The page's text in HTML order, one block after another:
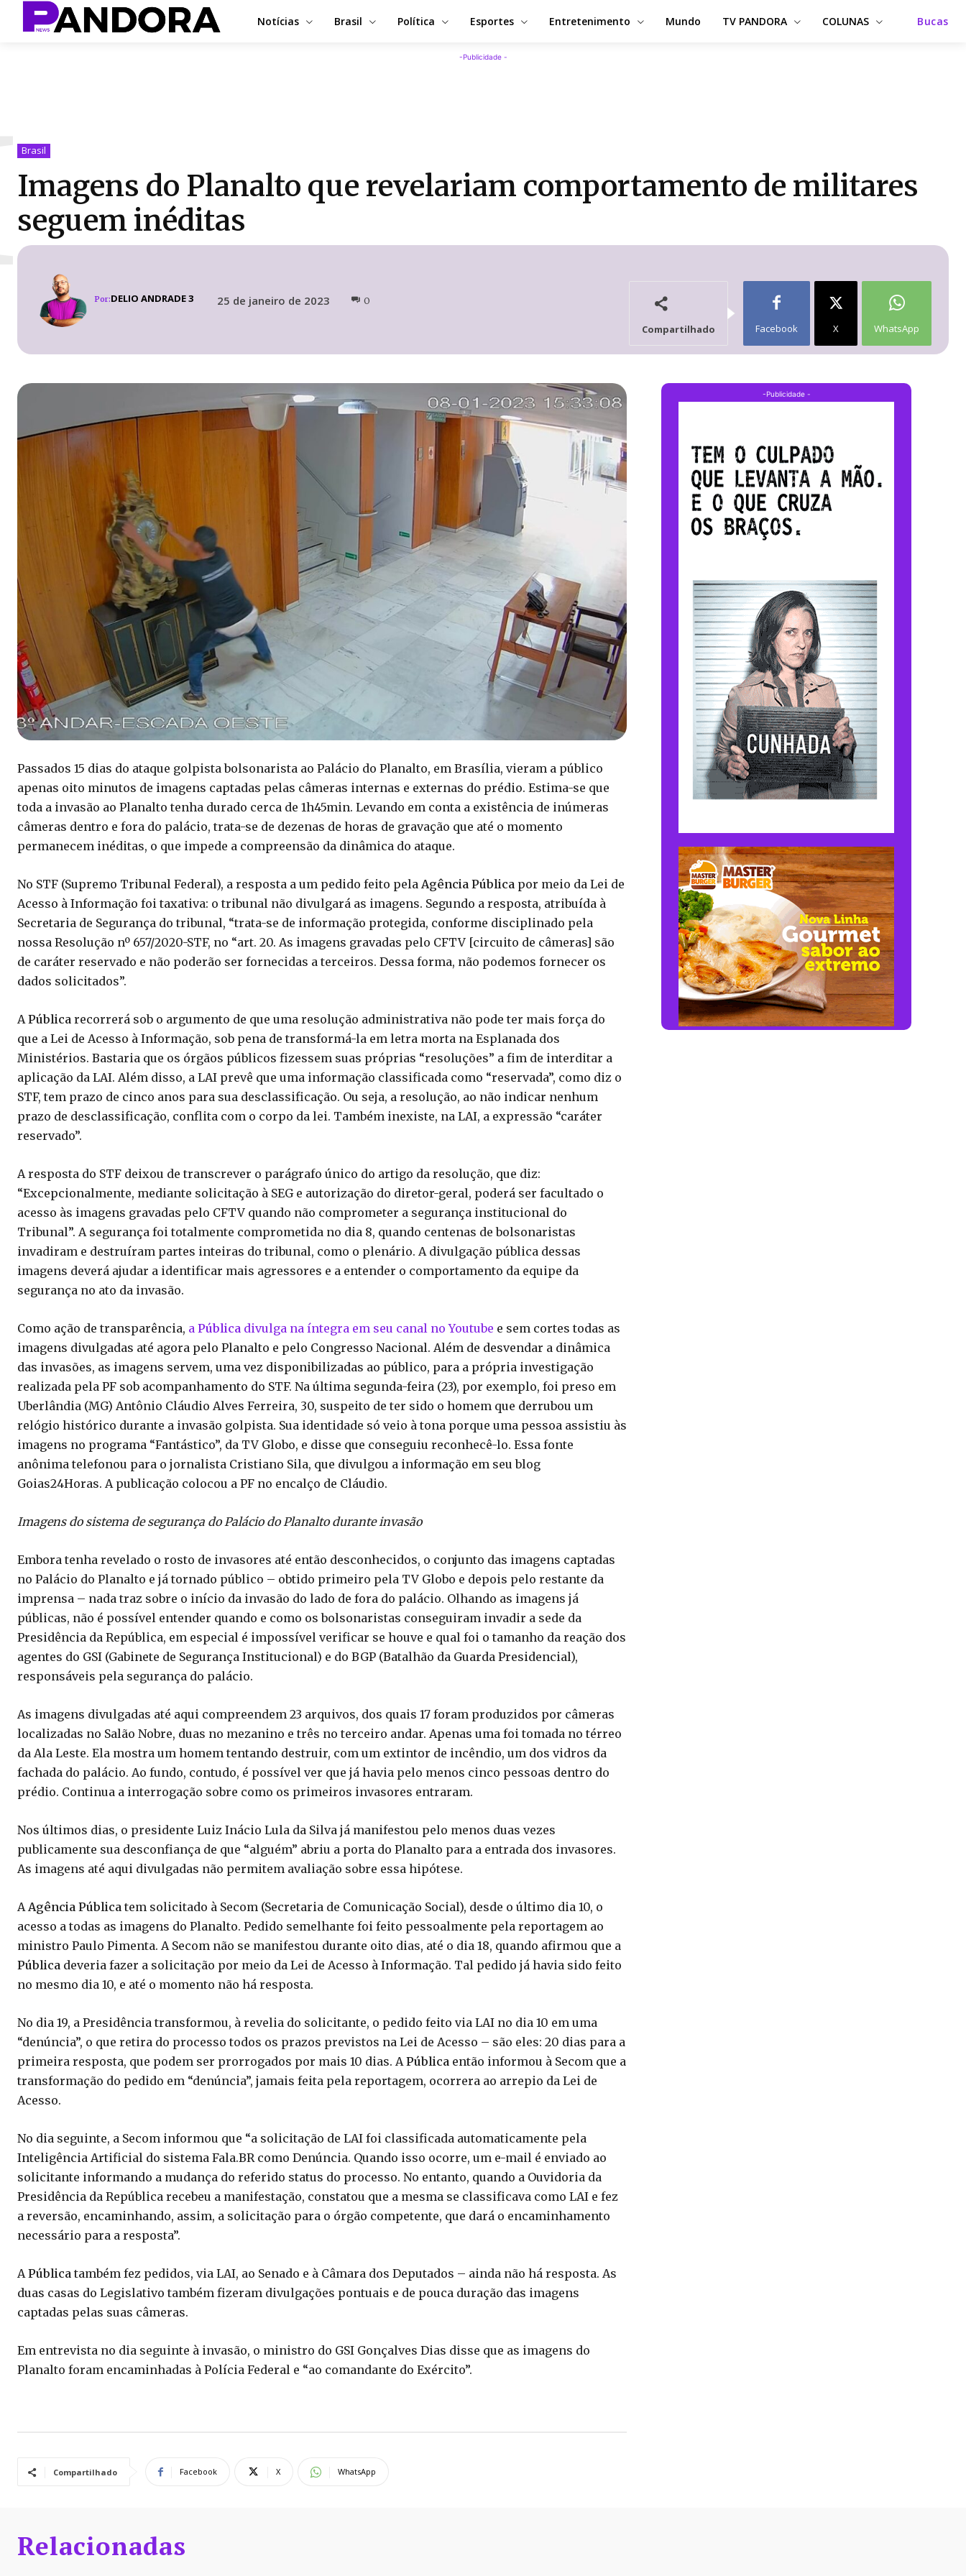
Notícias Brasil Política Esportes Entretenimento Mundo TV PANDORA COLUNAS Bucas
-Publicidade -
Brasil
Imagens do Planalto que revelariam comportamento de militares
seguem inéditas
Por:DELIO ANDRADE 3 25 de janeiro de 2023 0
Compartilhado Facebook X WhatsApp
Passados 15 dias do ataque golpista bolsonarista ao Palácio do Planalto, em Brasília, vieram a público
apenas oito minutos de imagens captadas pelas câmeras internas e externas do prédio. Estima-se que
toda a invasão ao Planalto tenha durado cerca de 1h45min. Levando em conta a existência de inúmeras
câmeras dentro e fora do palácio, trata-se de dezenas de horas de gravação que até o momento
permanecem inéditas, o que impede a compreensão da dinâmica do ataque.
No STF (Supremo Tribunal Federal), a resposta a um pedido feito pelaAgência Pública por meio da Lei de
Acesso à Informação foi taxativa: o tribunal não divulgará as imagens. Segundo a resposta, atribuída à
Secretaria de Segurança do tribunal, “trata-se de informação protegida, conforme disciplinado pela
nossa Resolução nº 657/2020-STF, no “art. 20. As imagens gravadas pelo CFTV [circuito de câmeras] são
de caráter reservado e não poderão ser fornecidas a terceiros. Dessa forma, não podemos fornecer os
dados solicitados”.
APública recorrerá sob o argumento de que uma resolução administrativa não pode ter mais força do
que a Lei de Acesso à Informação, sob pena de transformá-la em letra morta na Esplanada dos
Ministérios. Bastaria que os órgãos públicos fizessem suas próprias “resoluções” a fim de interditar a
aplicação da LAI. Além disso, a LAI prevê que uma informação classificada como “reservada”, como diz o
STF, tem prazo de cinco anos para sua desclassificação. Ou seja, a resolução, ao não indicar nenhum
prazo de desclassificação, conflita com o corpo da lei. Também inexiste, na LAI, a expressão “caráter
reservado”.
A resposta do STF deixou de transcrever o parágrafo único do artigo da resolução, que diz:
“Excepcionalmente, mediante solicitação à SEG e autorização do diretor-geral, poderá ser facultado o
acesso às imagens gravadas pelo CFTV quando não comprometer a segurança institucional do
Tribunal”. A segurança foi totalmente comprometida no dia 8, quando centenas de bolsonaristas
invadiram e destruíram partes inteiras do tribunal, como o plenário. A divulgação pública dessas
imagens deverá ajudar a identificar mais agressores e a entender o comportamento da equipe da
segurança no ato da invasão.
Como ação de transparência, a Pública divulga na íntegra em seu canal no Youtube e sem cortes todas as
imagens divulgadas até agora pelo Planalto e pelo Congresso Nacional. Além de desvendar a dinâmica
das invasões, as imagens servem, uma vez disponibilizadas ao público, para a própria investigação
realizada pela PF sob acompanhamento do STF. Na última segunda-feira (23), por exemplo, foi preso em
Uberlândia (MG) Antônio Cláudio Alves Ferreira, 30, suspeito de ter sido o homem que derrubou um
relógio histórico durante a invasão golpista. Sua identidade só veio à tona porque uma pessoa assistiu às
imagens no programa “Fantástico”, da TV Globo, e disse que conseguiu reconhecê-lo. Essa fonte
anônima telefonou para o jornalista Cristiano Sila, que divulgou a informação em seu blog
Goias24Horas. A publicação colocou a PF no encalço de Cláudio.
Imagens do sistema de segurança do Palácio do Planalto durante invasão
Embora tenha revelado o rosto de invasores até então desconhecidos, o conjunto das imagens captadas
no Palácio do Planalto e já tornado público – obtido primeiro pela TV Globo e depois pelo restante da
imprensa – nada traz sobre o início da invasão do lado de fora do palácio. Olhando as imagens já
públicas, não é possível entender quando e como os bolsonaristas conseguiram invadir a sede da
Presidência da República, em especial é impossível verificar se houve e qual foi o tamanho da reação dos
agentes do GSI (Gabinete de Segurança Institucional) e do BGP (Batalhão da Guarda Presidencial),
responsáveis pela segurança do palácio.
As imagens divulgadas até aqui compreendem 23 arquivos, dos quais 17 foram produzidos por câmeras
localizadas no Salão Nobre, duas no mezanino e três no terceiro andar. Apenas uma foi tomada no térreo
da Ala Leste. Ela mostra um homem tentando destruir, com um extintor de incêndio, um dos vidros da
fachada do palácio. Ao fundo, contudo, é possível ver que já havia pelo menos cinco pessoas dentro do
prédio. Continua a interrogação sobre como os primeiros invasores entraram.
Nos últimos dias, o presidente Luiz Inácio Lula da Silva já manifestou pelo menos duas vezes
publicamente sua desconfiança de que “alguém” abriu a porta do Planalto para a entrada dos invasores.
As imagens até aqui divulgadas não permitem avaliação sobre essa hipótese.
AAgência Pública tem solicitado à Secom (Secretaria de Comunicação Social), desde o último dia 10, o
acesso a todas as imagens do Planalto. Pedido semelhante foi feito pessoalmente pela reportagem ao
ministro Paulo Pimenta. A Secom não se manifestou durante oito dias, até o dia 18, quando afirmou que a
Pública deveria fazer a solicitação por meio da Lei de Acesso à Informação. Tal pedido já havia sido feito
no mesmo dia 10, e até o momento não há resposta.
No dia 19, a Presidência transformou, à revelia do solicitante, o pedido feito via LAI no dia 10 em uma
“denúncia”, o que retira do processo todos os prazos previstos na Lei de Acesso – são eles: 20 dias para a
primeira resposta, que podem ser prorrogados por mais 10 dias. APública então informou à Secom que a
transformação do pedido em “denúncia”, jamais feita pela reportagem, ocorrera ao arrepio da Lei de
Acesso.
No dia seguinte, a Secom informou que “a solicitação de LAI foi classificada automaticamente pela
Inteligência Artificial do sistema Fala.BR como Denúncia. Quando isso ocorre, um e-mail é enviado ao
solicitante informando a mudança do referido status do processo. No entanto, quando a Ouvidoria da
Presidência da República recebeu a manifestação, constatou que a mesma se classificava como LAI e fez
a reversão, encaminhando, assim, a solicitação para o órgão competente, que dará o encaminhamento
necessário para a resposta”.
APública também fez pedidos, via LAI, ao Senado e à Câmara dos Deputados – ainda não há resposta. As
duas casas do Legislativo também fizeram divulgações pontuais e de pouca duração das imagens
captadas pelas suas câmeras.
Em entrevista no dia seguinte à invasão, o ministro do GSI Gonçalves Dias disse que as imagens do
Planalto foram encaminhadas à Polícia Federal e “ao comandante do Exército”.
Compartilhado Facebook X WhatsApp
-Publicidade -
Relacionadas